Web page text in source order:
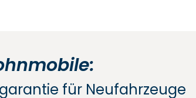
für Neufahrzeuge